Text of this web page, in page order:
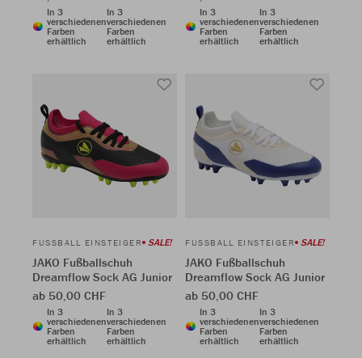
In 3
verschiedenen
Farben
erhältlich
In 3
verschiedenen
Farben
erhältlich
In 3
verschiedenen
Farben
erhältlich
In 3
verschiedenen
Farben
erhältlich
FUSSBALL EINSTEIGER SALE!
JAKO Fußballschuh
Dreamflow Sock AG Junior
ab 50,00 CHF
In 3
verschiedenen
Farben
erhältlich
In 3
verschiedenen
Farben
erhältlich
FUSSBALL EINSTEIGER SALE!
JAKO Fußballschuh
Dreamflow Sock AG Junior
ab 50,00 CHF
In 3
verschiedenen
Farben
erhältlich
In 3
verschiedenen
Farben
erhältlich